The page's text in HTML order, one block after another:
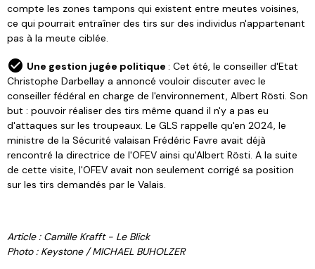
compte les zones tampons qui existent entre meutes voisines,
ce qui pourrait entraîner des tirs sur des individus n'appartenant
pas à la meute ciblée.
Une gestion jugée politique : Cet été, le conseiller d'Etat
Christophe Darbellay a annoncé vouloir discuter avec le
conseiller fédéral en charge de l'environnement, Albert Rösti. Son
but : pouvoir réaliser des tirs même quand il n'y a pas eu
d'attaques sur les troupeaux. Le GLS rappelle qu'en 2024, le
ministre de la Sécurité valaisan Frédéric Favre avait déjà
rencontré la directrice de l'OFEV ainsi qu'Albert Rösti. A la suite
de cette visite, l'OFEV avait non seulement corrigé sa position
sur les tirs demandés par le Valais.
Article : Camille Krafft - Le Blick
Photo : Keystone / MICHAEL BUHOLZER